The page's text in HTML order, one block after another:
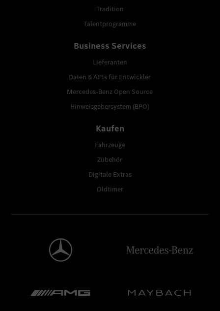
Tradition
Talentprogramme
Business Services
Lieferanten
Daten & APIs für Entwickler
Mercedes-Benz Open Source
Hinweisgebersystem (BPO)
Kaufen
Fahrzeuge
Zubehör
Digitale Extras
Oldtimer